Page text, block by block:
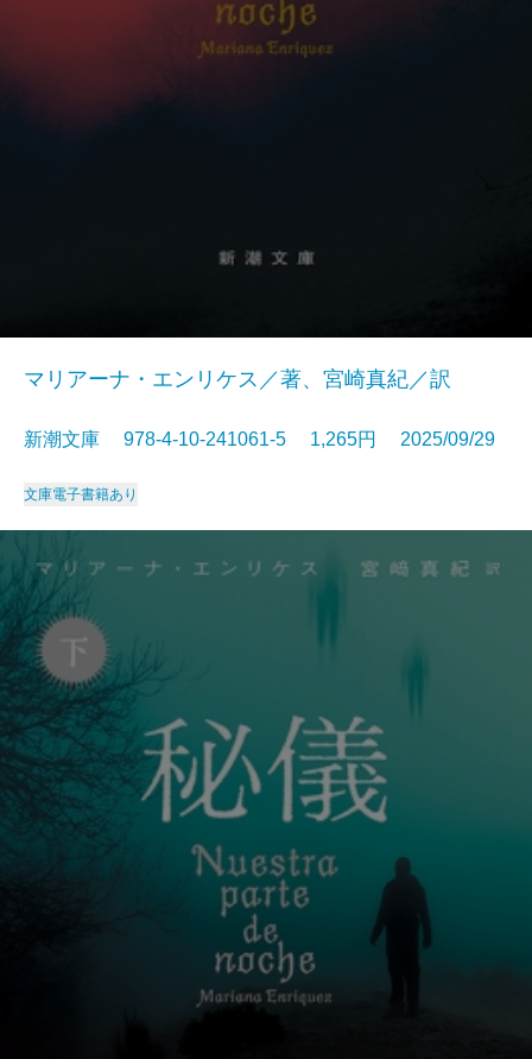
マリアーナ・エンリケス／著、宮崎真紀／訳
新潮文庫 978-4-10-241061-5 1,265円 2025/09/29
文庫電子書籍あり